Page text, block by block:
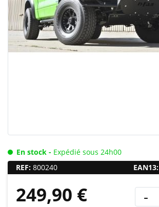
En stock - Expédié sous 24h00
REF: 800240 EAN13:
249,90 € -